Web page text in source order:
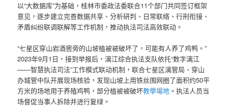
以“大数据库”为基础，桂林市委政法委联合11个部门共同签订框架
意见，逐步建立完善数据共享、分析研判、日常联络、行刑衔接、
矛盾纠纷联调联解等工作机制，推动执法司法高效联动。
“七星区穿山岩酒窖旁的山坡植被被破坏了，可能有人养了鸡鸭。”
2023年9月1日，接到举报后，漓江综合执法支队依托“数字漓江
——智慧执法司法”工作模式联动机制，联合七星区漓管局、穿山
办城管中队开展现场核验，发现山坡上用铁丝围网圈了面积约50平
方米的场地用于养殖鸡鸭，部分植被被破坏教學場地 。执法人员当
场督促当事人拆除并进行复绿。